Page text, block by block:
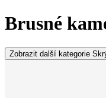
Brusné
Zobrazit další kategorie